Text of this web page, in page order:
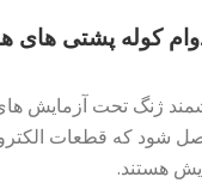
کوله پشتی های
ژنگ تحت آزمایش
شود که قطعات
هستند.